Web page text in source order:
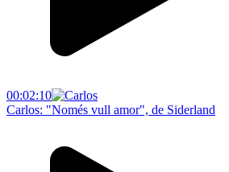
00:02:10
Carlos: "Només vull amor", de Siderland